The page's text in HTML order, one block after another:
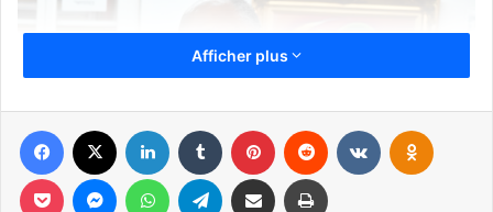
Afficher plus
Facebook Linkedin Tumblr Pinterest Reddit VKontakte
Pocket MessengerWhatsAppTelegram Partager par email Imprimer